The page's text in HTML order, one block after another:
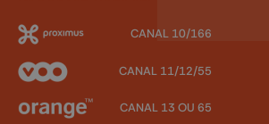
CANAL 10/166
CANAL 11/12/55
CANAL 13 OU 65